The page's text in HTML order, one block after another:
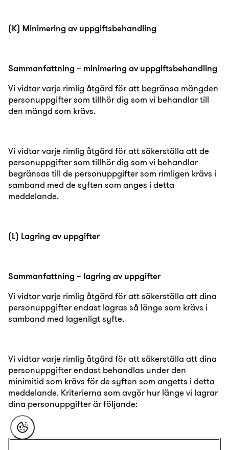
(K) Minimering av uppgiftsbehandling
Sammanfattning – minimering av uppgiftsbehandling
Vi vidtar varje rimlig åtgärd för att begränsa mängden
personuppgifter som tillhör dig som vi behandlar till
den mängd som krävs.
Vi vidtar varje rimlig åtgärd för att säkerställa att de
personuppgifter som tillhör dig som vi behandlar
begränsas till de personuppgifter som rimligen krävs i
samband med de syften som anges i detta
meddelande.
(L) Lagring av uppgifter
Sammanfattning – lagring av uppgifter
Vi vidtar varje rimlig åtgärd för att säkerställa att dina
personuppgifter endast lagras så länge som krävs i
samband med lagenligt syfte.
Vi vidtar varje rimlig åtgärd för att säkerställa att dina
personuppgifter endast behandlas under den
minimitid som krävs för de syften som angetts i detta
meddelande. Kriterierna som avgör hur länge vi lagrar
dina personuppgifter är följande: